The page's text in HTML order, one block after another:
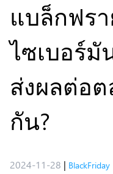
แบล็กฟรา
ไซเบอร์มั
ส่งผลต่อ
กัน?
2024-11-28 | BlackFriday